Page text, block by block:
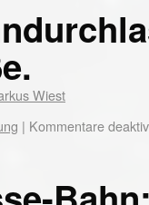
Wiest
| Kommentare